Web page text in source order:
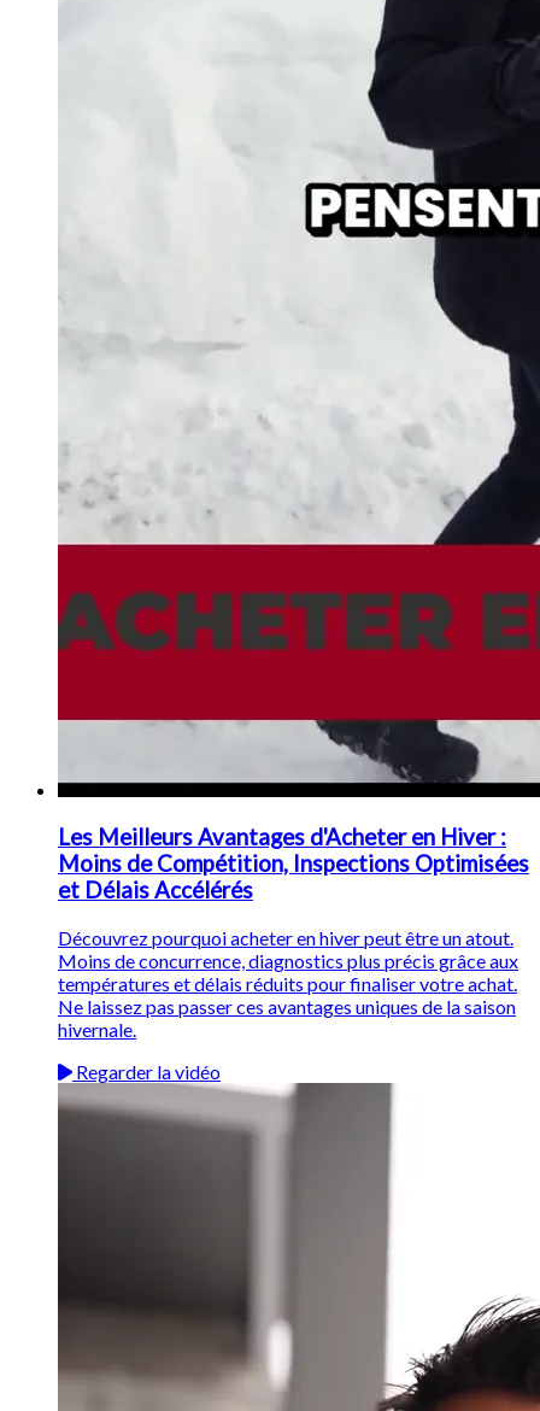
Les Meilleurs Avantages d'Acheter en Hiver :
Moins de Compétition, Inspections Optimisées
et Délais Accélérés
Découvrez pourquoi acheter en hiver peut être un atout.
Moins de concurrence, diagnostics plus précis grâce aux
températures et délais réduits pour finaliser votre achat.
Ne laissez pas passer ces avantages uniques de la saison
hivernale.
Regarder la vidéo